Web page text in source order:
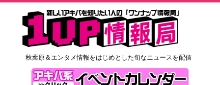
秋葉原＆エンタメ情報をはじめとした旬なニュースを配信